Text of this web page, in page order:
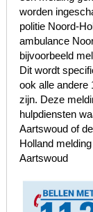
worden
politie Noord-
ambulance
bijvoorbeeld
Dit wordt
ook alle andere
zijn. Deze
hulpdiensten
Aartswoud of
Holland
Aartswoud